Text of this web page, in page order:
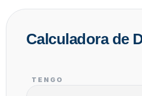
Calculadora de
TENGO